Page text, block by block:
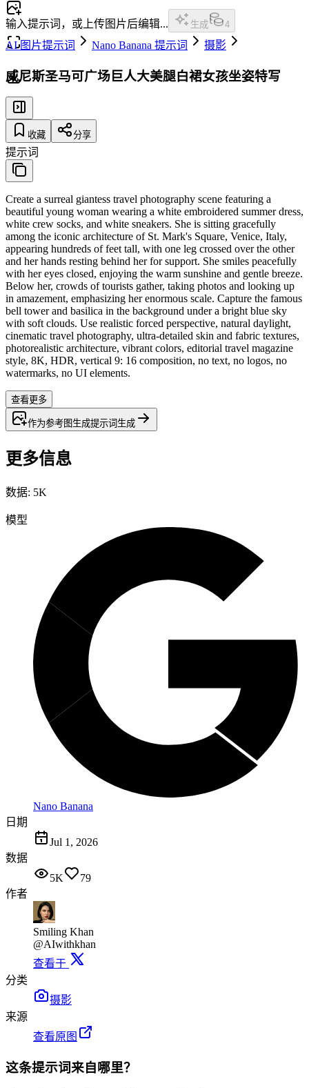
输入提示词，或上传图片后编辑... 生成 4
AI 图片提示词 Nano Banana 提示词 摄影
威尼斯圣马可广场巨人大美腿白裙女孩坐姿特写
收藏 分享
提示词
Create a surreal giantess travel photography scene featuring a
beautiful young woman wearing a white embroidered summer dress,
white crew socks, and white sneakers. She is sitting gracefully
among the iconic architecture of St. Mark's Square, Venice, Italy,
appearing hundreds of feet tall, with one leg crossed over the other
and her hands resting behind her for support. She smiles peacefully
with her eyes closed, enjoying the warm sunshine and gentle breeze.
Below her, crowds of tourists gather, taking photos and looking up
in amazement, emphasizing her enormous scale. Capture the famous
bell tower and basilica in the background under a bright blue sky
with soft clouds. Use realistic forced perspective, natural daylight,
cinematic travel photography, ultra-detailed skin and fabric textures,
photorealistic architecture, vibrant colors, editorial travel magazine
style, 8K, HDR, vertical 9: 16 composition, no text, no logos, no
watermarks, no UI elements.
查看更多
作为参考图生成提示词 生成
更多信息
数据: 5K
模型
Nano Banana
日期
Jul 1, 2026
数据
5K
79
作者
Smiling Khan
@AIwithkhan
查看于
分类
摄影
来源
查看原图
这条提示词来自哪里？